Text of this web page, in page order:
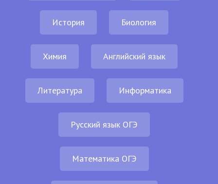
История Биология
Химия Английский язык
Литература Информатика
Русский язык ОГЭ
Математика ОГЭ